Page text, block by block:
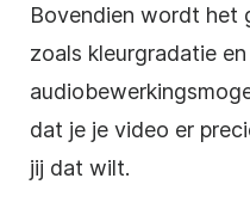
Bovendien wordt het
zoals kleurgradatie en
dat je je video er
jij dat wilt.